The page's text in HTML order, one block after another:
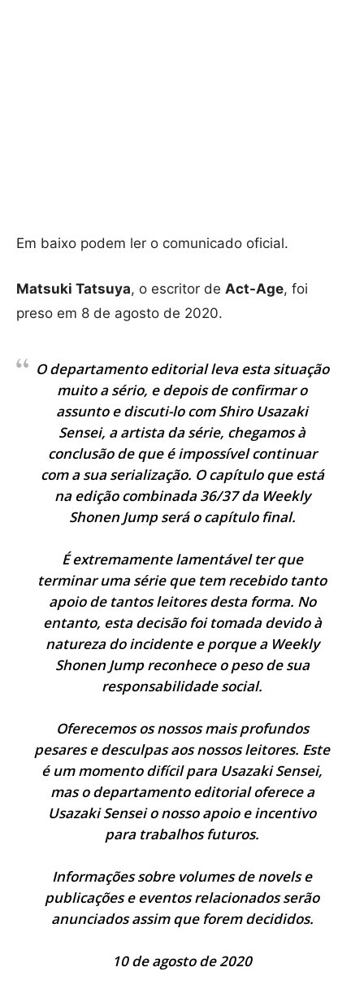
Em baixo podem ler o comunicado oficial.
Matsuki Tatsuya, o escritor de Act-Age, foi
preso em 8 de agosto de 2020.
O departamento editorial leva esta situação
muito a sério, e depois de confirmar o
assunto e discuti-lo com Shiro Usazaki
Sensei, a artista da série, chegamos à
conclusão de que é impossível continuar
com a sua serialização. O capítulo que está
na edição combinada 36/37 da Weekly
Shonen Jump será o capítulo final.
É extremamente lamentável ter que
terminar uma série que tem recebido tanto
apoio de tantos leitores desta forma. No
entanto, esta decisão foi tomada devido à
natureza do incidente e porque a Weekly
Shonen Jump reconhece o peso de sua
responsabilidade social.
Oferecemos os nossos mais profundos
pesares e desculpas aos nossos leitores. Este
é um momento difícil para Usazaki Sensei,
mas o departamento editorial oferece a
Usazaki Sensei o nosso apoio e incentivo
para trabalhos futuros.
Informações sobre volumes de novels e
publicações e eventos relacionados serão
anunciados assim que forem decididos.
10 de agosto de 2020